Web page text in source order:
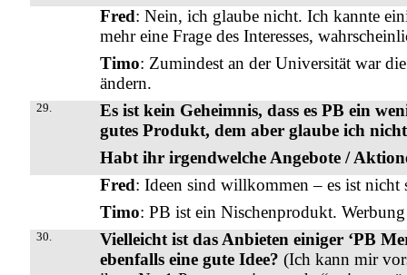
Fred: Nein, ich glaube nicht. Ich kannte
mehr eine Frage des Interesses,
Timo: Zumindest an der Universität war
ändern.
29.
Es ist kein Geheimnis, dass es PB ein
gutes Produkt, dem aber glaube ich
Habt ihr irgendwelche Angebote /
Fred: Ideen sind willkommen – es ist nicht
Timo: PB ist ein Nischenprodukt.
30.
Vielleicht ist das Anbieten einiger ‘PB
ebenfalls eine gute Idee? (Ich kann mir